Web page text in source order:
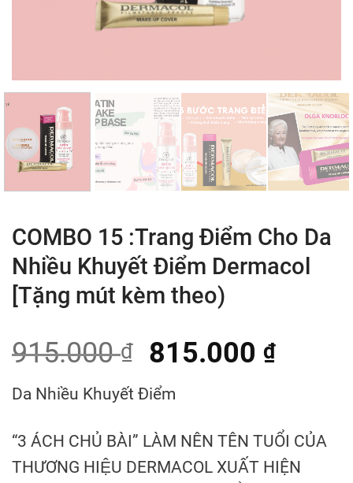
COMBO 15 :Trang Điểm Cho Da
Nhiều Khuyết Điểm Dermacol
[Tặng mút kèm theo)
915.000₫ 815.000 ₫
Da Nhiều Khuyết Điểm
“3 ÁCH CHỦ BÀI” LÀM NÊN TÊN TUỔI CỦA
THƯƠNG HIỆU DERMACOL XUẤT HIỆN